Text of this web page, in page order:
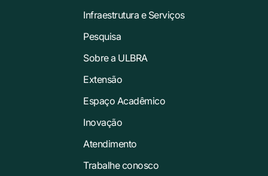
Infraestrutura e Serviços
Pesquisa
Sobre a ULBRA
Extensão
Espaço Acadêmico
Inovação
Atendimento
Trabalhe conosco